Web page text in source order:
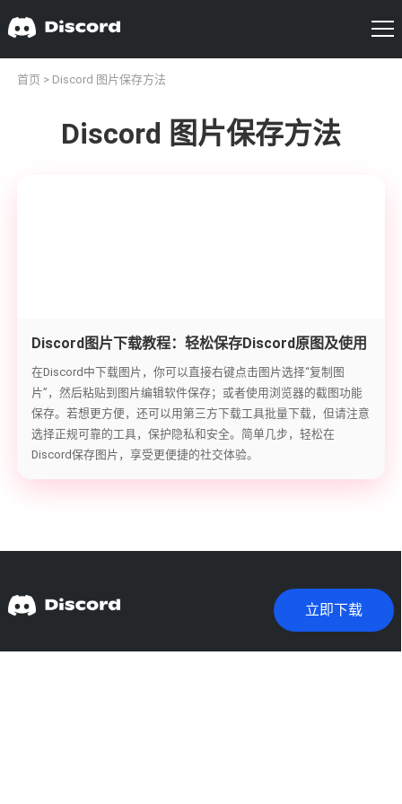
首页 > Discord 图片保存方法
Discord 图片保存方法
Discord图片下载教程：轻松保存Discord原图及使用
第三方工具
在Discord中下载图片，你可以直接右键点击图片选择“复制图
片”，然后粘贴到图片编辑软件保存；或者使用浏览器的截图功能
保存。若想更方便，还可以用第三方下载工具批量下载，但请注意
选择正规可靠的工具，保护隐私和安全。简单几步，轻松在
Discord保存图片，享受更便捷的社交体验。
立即下载